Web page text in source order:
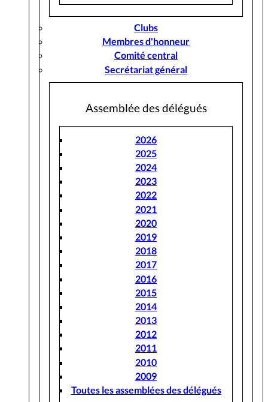
Clubs
Membres d'honneur
Comité central
Secrétariat général
Assemblée des délégués
2026
2025
2024
2023
2022
2021
2020
2019
2018
2017
2016
2015
2014
2013
2012
2011
2010
2009
Toutes les assemblées des délégués